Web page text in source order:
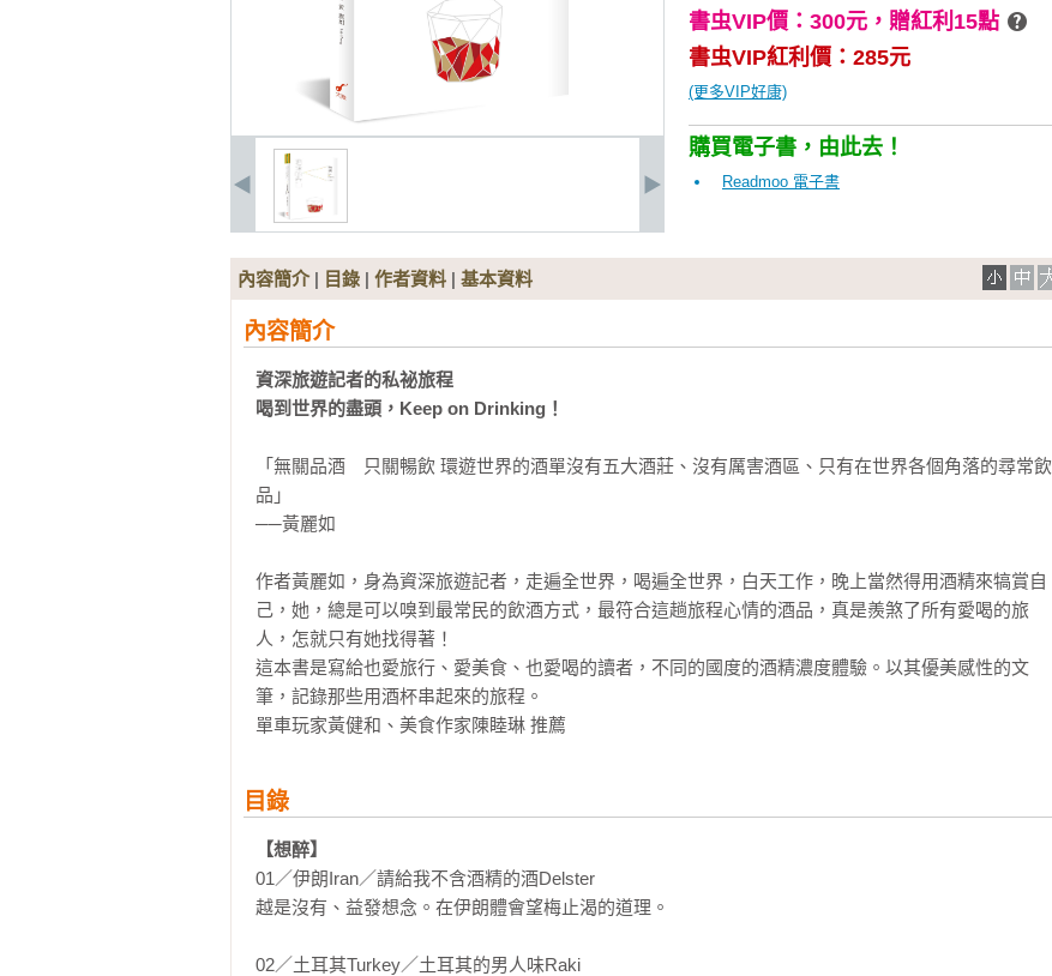
書虫VIP價：300元， 贈紅利15點
書虫VIP紅利價：285元
(更多VIP好康)
購買電子書，由此去！
Readmoo 電子書
內容簡介| 目錄 | 作者資料 | 基本資料
內容簡介
資深旅遊記者的私祕旅程
喝到世界的盡頭，Keep on Drinking！
「無關品酒　只關暢飲 環遊世界的酒單沒有五大酒莊、沒有厲害酒區、只有在世界各個角落的尋常飲
品」
──黃麗如
作者黃麗如，身為資深旅遊記者，走遍全世界，喝遍全世界，白天工作，晚上當然得用酒精來犒賞自
己，她，總是可以嗅到最常民的飲酒方式，最符合這趟旅程心情的酒品，真是羨煞了所有愛喝的旅
人，怎就只有她找得著！
這本書是寫給也愛旅行、愛美食、也愛喝的讀者，不同的國度的酒精濃度體驗。以其優美感性的文
筆，記錄那些用酒杯串起來的旅程。
單車玩家黃健和、美食作家陳睦琳 推薦
目錄
【想醉】
01／伊朗Iran／請給我不含酒精的酒Delster
越是沒有、益發想念。在伊朗體會望梅止渴的道理。
02／土耳其Turkey／土耳其的男人味Raki